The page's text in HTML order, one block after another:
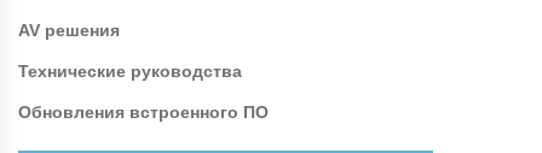
AV решения
Технические руководства
Обновления встроенного ПО